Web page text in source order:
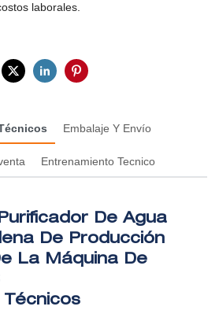
laborales.
Embalaje Y Envío
Entrenamiento Tecnico